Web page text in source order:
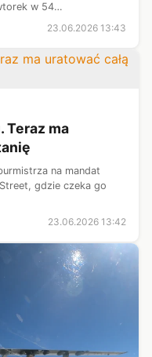
w 54
alert pogodowy, czyli
23.06.2026 13:43
Teraz ma
na mandat
gdzie czeka go
23.06.2026 13:42